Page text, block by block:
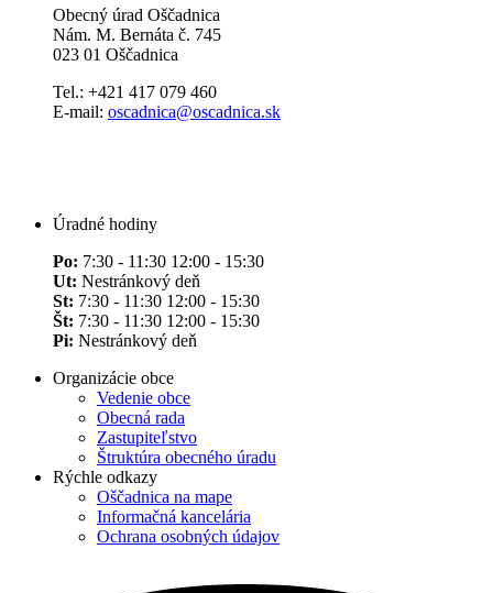
Obecný úrad Oščadnica
Nám. M. Bernáta č. 745
023 01 Oščadnica
Tel.: +421 417 079 460
E-mail: oscadnica@oscadnica.sk
Úradné hodiny
Po: 7:30 - 11:30 12:00 - 15:30
Ut: Nestránkový deň
St: 7:30 - 11:30 12:00 - 15:30
Št: 7:30 - 11:30 12:00 - 15:30
Pi: Nestránkový deň
Organizácie obce
Vedenie obce
Obecná rada
Zastupiteľstvo
Štruktúra obecného úradu
Rýchle odkazy
Oščadnica na mape
Informačná kancelária
Ochrana osobných údajov